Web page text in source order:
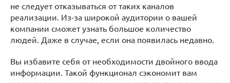
не следует отказываться от таких каналов
реализации. Из-за широкой аудитории о вашей
компании сможет узнать большое количество
людей. Даже в случае, если она появилась недавно.
Вы избавите себя от необходимости двойного ввода
информации. Такой функционал сэкономит вам